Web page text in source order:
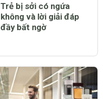
Trẻ bị sởi có ngứa
không và lời giải đáp
đầy bất ngờ